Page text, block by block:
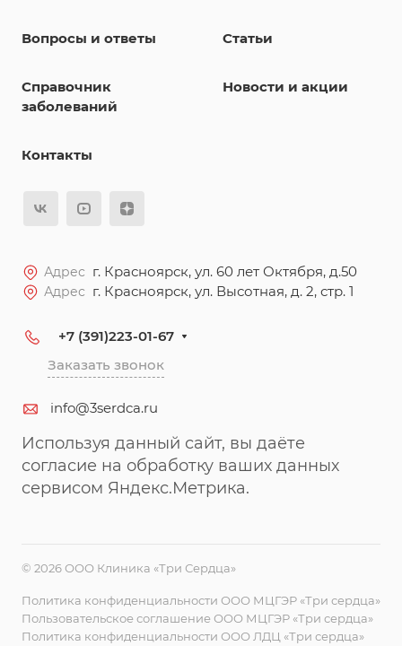
Вопросы и ответы Статьи
Справочник
заболеваний
Новости и акции
Контакты
Адрес г. Красноярск, ул. 60 лет Октября, д.50
Адрес г. Красноярск, ул. Высотная, д. 2, стр. 1
+7 (391)223-01-67
Заказать звонок
info@3serdca.ru
Используя данный сайт, вы даёте
согласие на обработку ваших данных
сервисом Яндекс.Метрика.
© 2026 ООО Клиника «Три Сердца»
Политика конфиденциальности ООО МЦГЭР «Три сердца»
Пользовательское соглашение ООО МЦГЭР «Три сердца»
Политика конфиденциальности ООО ЛДЦ «Три сердца»